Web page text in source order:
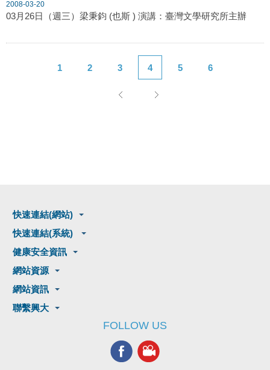
2008-03-20
03月26日（週三）梁秉鈞 (也斯 ) 演講：臺灣文學研究所主辦
1 2 3 4 5 6
快速連結(網站)
快速連結(系統)
健康安全資訊
網站資源
網站資訊
聯繫興大
FOLLOW US